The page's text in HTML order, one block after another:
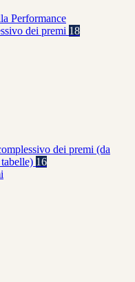
Performance
dei premi 18
dei premi (da
16